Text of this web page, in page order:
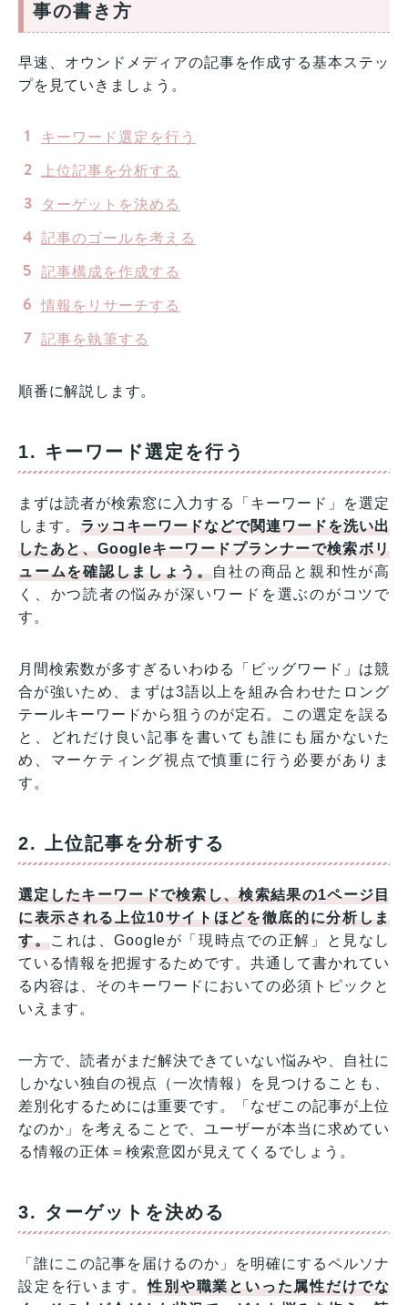
事の書き方
早速、オウンドメディアの記事を作成する基本ステッ
プを見ていきましょう。
キーワード選定を行う
上位記事を分析する
ターゲットを決める
記事のゴールを考える
記事構成を作成する
情報をリサーチする
記事を執筆する
順番に解説します。
1. キーワード選定を行う
まずは読者が検索窓に入力する「キーワード」を選定
します。ラッコキーワードなどで関連ワードを洗い出
したあと、Googleキーワードプランナーで検索ボリ
ュームを確認しましょう。自社の商品と親和性が高
く、かつ読者の悩みが深いワードを選ぶのがコツで
す。
月間検索数が多すぎるいわゆる「ビッグワード」は競
合が強いため、まずは3語以上を組み合わせたロング
テールキーワードから狙うのが定石。この選定を誤る
と、どれだけ良い記事を書いても誰にも届かないた
め、マーケティング視点で慎重に行う必要がありま
す。
2. 上位記事を分析する
選定したキーワードで検索し、検索結果の1ページ目
に表示される上位10サイトほどを徹底的に分析しま
す。これは、Googleが「現時点での正解」と見なし
ている情報を把握するためです。共通して書かれてい
る内容は、そのキーワードにおいての必須トピックと
いえます。
一方で、読者がまだ解決できていない悩みや、自社に
しかない独自の視点（一次情報）を見つけることも、
差別化するためには重要です。「なぜこの記事が上位
なのか」を考えることで、ユーザーが本当に求めてい
る情報の正体＝検索意図が見えてくるでしょう。
3. ターゲットを決める
「誰にこの記事を届けるのか」を明確にするペルソナ
設定を行います。性別や職業といった属性だけでな